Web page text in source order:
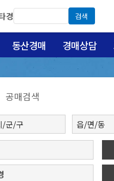
경 검색
동산경매 경매상담
공매검색